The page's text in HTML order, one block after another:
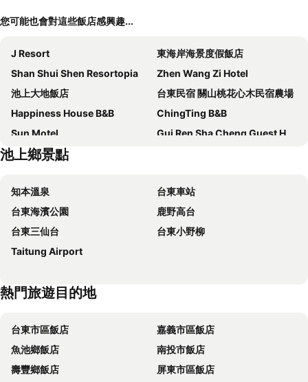
您可能也會對這些飯店感興趣...
J Resort
東海岸海景度假飯店
Shan Shui Shen Resortopia
Zhen Wang Zi Hotel
池上大地飯店
台東民宿 關山桃花心木民宿農場
Happiness House B&B
ChingTing B&B
Sun Motel
Gui Ren Sha Cheng Guest House
春夏秋冬海景民宿Ocean View Motel
Flower Homestay
Deer House
台東鹿野森活 訂房後來電確認
Wishingwell B&B
Fengnan Tianzhuang Homestay
台東東聖仙帝海景民宿
Jiu An Qing Jing Homestay
Guanshan Falcon
Mata Indigenous Culture
Oasis Hotel
Jacaranda House
Brown No.3 B&B
池上投優榻 Smart living B&B
耘禾莊園民宿 台東縣民宿編號1273號
池上鄉景點
知本溫泉
台東車站
台東海濱公園
鹿野高台
台東三仙台
台東小野柳
Taitung Airport
熱門旅遊目的地
台東市區飯店
嘉義市區飯店
魚池鄉飯店
南投市飯店
壽豐鄉飯店
屏東市區飯店